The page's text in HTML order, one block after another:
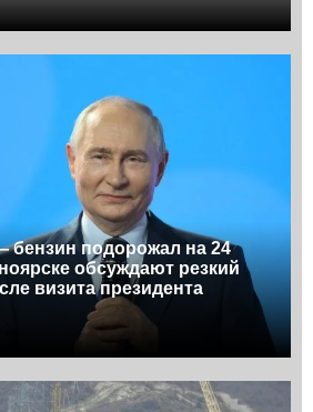
бензин подорожал на 24
обсуждают резкий
визита президента